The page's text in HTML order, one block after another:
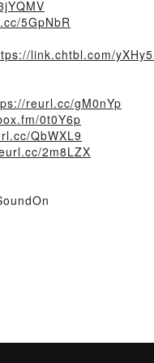
5GpNbR
link.chtbl.com/
reurl.cc/gM0nYp
0t0Y6p
QbWXL9
2m8LZX